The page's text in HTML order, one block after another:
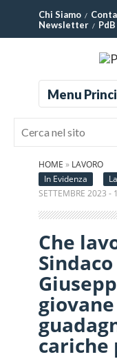
Chi Siamo
Newsletter
HOME » LAVORO
In Evidenza
SETTEMBRE 2023 -
Che
cariche